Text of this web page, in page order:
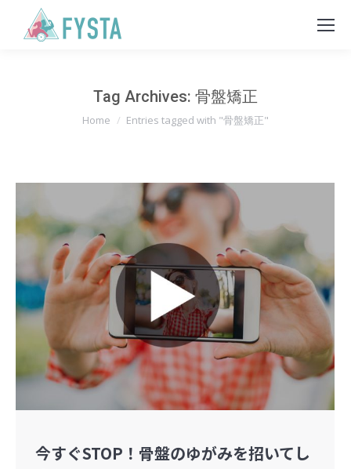
Tag Archives: 骨盤矯正
You are here:
Home Entries tagged with "骨盤矯正"
今すぐSTOP！骨盤のゆがみを招いてし